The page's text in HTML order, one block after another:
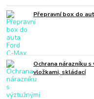
Přepravní box do
Ochrana nárazníku
vložkami, skládací